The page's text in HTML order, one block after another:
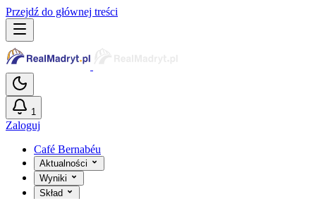
Przejdź do głównej treści
1
Zaloguj
Café Bernabéu
Aktualności
Wyniki
Skład